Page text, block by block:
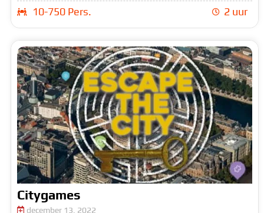
10-750 Pers. 2 uur
Citygames
december 13, 2022